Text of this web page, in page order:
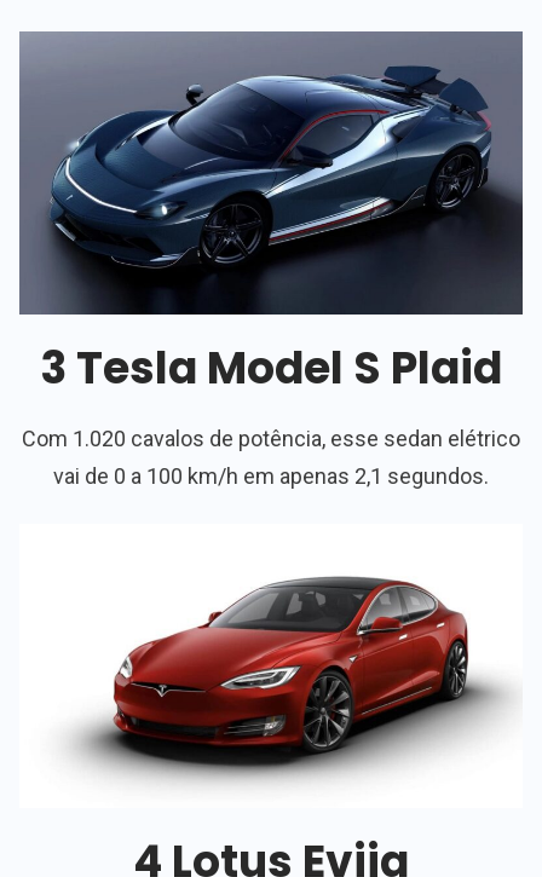
3 Tesla Model S Plaid
Com 1.020 cavalos de potência, esse sedan elétrico
vai de 0 a 100 km/h em apenas 2,1 segundos.
4 Lotus Evija